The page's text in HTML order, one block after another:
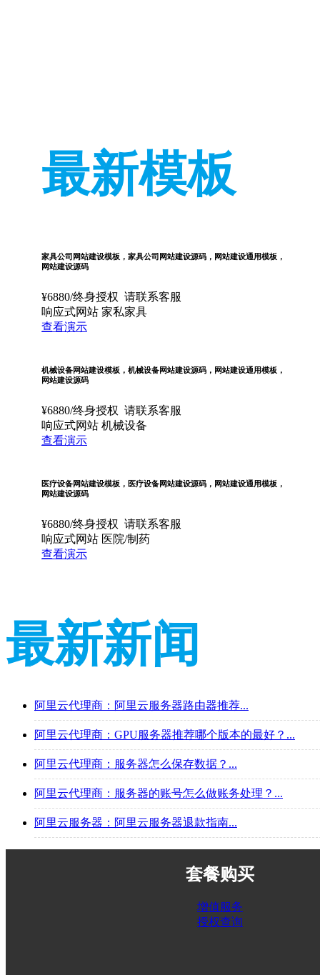
最新模板
家具公司网站建设模板，家具公司网站建设源码，网站建设通用模板，
网站建设源码
¥6880/终身授权 请联系客服
响应式网站 家私家具
查看演示
机械设备网站建设模板，机械设备网站建设源码，网站建设通用模板，
网站建设源码
¥6880/终身授权 请联系客服
响应式网站 机械设备
查看演示
医疗设备网站建设模板，医疗设备网站建设源码，网站建设通用模板，
网站建设源码
¥6880/终身授权 请联系客服
响应式网站 医院/制药
查看演示
最新新闻
阿里云代理商：阿里云服务器路由器推荐...
阿里云代理商：GPU服务器推荐哪个版本的最好？...
阿里云代理商：服务器怎么保存数据？...
阿里云代理商：服务器的账号怎么做账务处理？...
阿里云服务器：阿里云服务器退款指南...
套餐购买
增值服务
授权查询